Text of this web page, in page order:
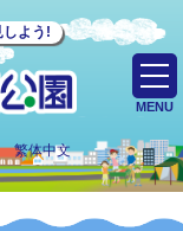
よう!
繁体中文
MENU